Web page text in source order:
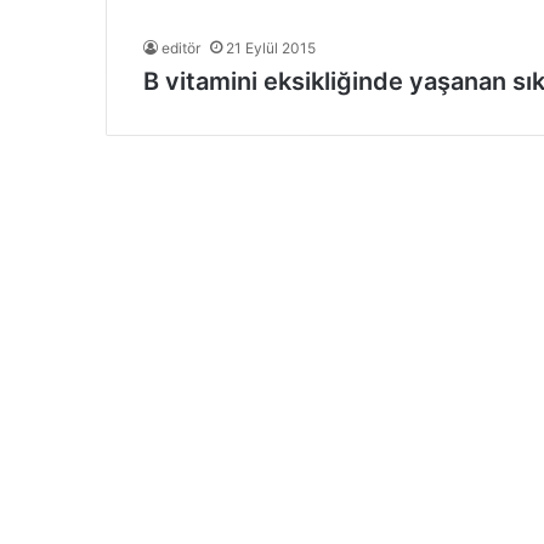
editör 21 Eylül 2015
B vitamini eksikliğinde yaşanan